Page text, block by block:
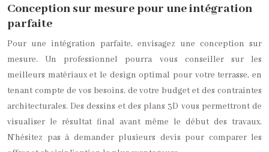
Conception sur mesure pour une intégration
parfaite
Pour une intégration parfaite, envisagez une conception sur
mesure. Un professionnel pourra vous conseiller sur les
meilleurs matériaux et le design optimal pour votre terrasse, en
tenant compte de vos besoins, de votre budget et des contraintes
architecturales. Des dessins et des plans 3D vous permettront de
visualiser le résultat final avant même le début des travaux.
N’hésitez pas à demander plusieurs devis pour comparer les